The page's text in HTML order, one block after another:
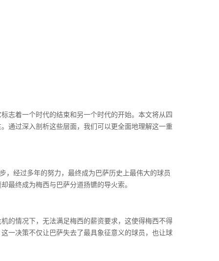
志着一个时代的结束和另一个时代的开始。本文将从四
通过深入剖析这些层面，我们可以更全面地理解这一重
，经过多年的努力，最终成为巴萨历史上最伟大的球员
最终成为梅西与巴萨分道扬镳的导火索。
的情况下，无法满足梅西的薪资要求，这使得梅西不得
一决策不仅让巴萨失去了最具象征意义的球员，也让球